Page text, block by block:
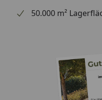
spezifische
vor lästigen Pannen
keine Kompromisse bei
Straße – vertrauen Sie
CONDURA's BASIC-Line
Ihren treuen Begleiter
50.000 m²